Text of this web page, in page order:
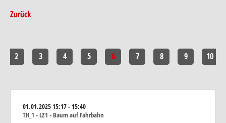
Zurück
2 3 4 5 6 7 8 9 10
01.01.202515:17 - 15:40
TH_1 - LZ1 - Baum auf Fahrbahn